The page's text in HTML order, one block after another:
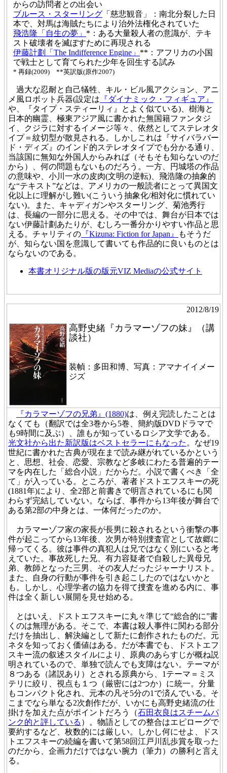
からの訪問者との出会い
ブルース・スターリング 「慈悲観音」：南北分裂した日
本で、対馬は海賊たちにより治外法権化されていた
飛浩隆「自生の夢」 *：ある大量殺人者の意識が、テキ
スト破壊者を滅ぼすために再現される
伊藤計劃「The Indifference Engine」 **：アフリカの小国
で戦士として育てられた少年を回生する試み
* 再録(2009) **英訳版(原作2007)
過大な忍耐と自己犠牲、キル・ビル風アクション、アニ
メ風ロボット兵器(設定は 『ダイナミック・フィギュア』
や、『タイプ・スティーリィ』とよく似ている)、樹海と
日本的幽霊、極東アジア風に書かれた無国籍ファンタジ
イ、クジラに対するイメージ等々、依然としてステレオタ
イプ＝紋切型が散見される。しかしこれは『サイバラバー
ド・ディズ』のインド的ステレオタイプでも分かる通り、
当該国に無知な外国人からみれば（そもそも知らないのだ
から）、何の問題もないものだろう。一方、円城塔の作品
の意味や、小川一水の皮肉(文明の逆転)、飛浩隆の抽象的
な“テキスト”などは、アメリカの一般読者にとって異国文
化以上に理解がし難い(こういう抽象化/相対化に慣れてい
ない)。また、キャディガンやスターリング、菊池秀行
は、長編の一部分に思える。その中では、舞台が日本では
ない伊藤計劃あたりが、むしろ一番分かりやすい作品と思
える。チャリティの 『Kizuna: Fiction for Japan』
もそうだ
が、知らない国を意識して書いても作品的に良いものとは
ならないのである。
本書オリジナル版の版元VIZ Mediaの公式サイト
2012/8/19
高野史緒『カラマーゾフの妹』（講
談社）
装幀：多田和博、写真：アマナイイメー
ジズ
『カラマーゾフの兄弟』(1880)は、例え完読したことは
なくても（翻訳では全3巻から5巻、簡約版DVDドラマで
も9時間に及ぶ）、誰もが知っているロシア文学である。
光文社から出た新訳版はベストセラーにもなった 。なぜ19
世紀に書かれた古典が現在まで読み継がれているかという
と、思想、社会、恋愛、宗教など多岐にわたる普遍的テー
マを内在した「総合小説」だからだ。小説で書くべき「全
て」が入っている。ところが、著者ドストエフスキーの死
(1881年)により、全2部と前書きで明言されているにも関
わらず完結していない。ならば、事件から13年後が舞台で
ある第2部の中身とは、一体何だったのか。
カラマーゾフ家の家長が長男に殺されるという衝撃の事
件が起こってから13年後、次男が特別捜査官として故郷に
帰ってくる。彼は事件の真犯人は兄ではなく別にいると考
えていた。事故死した兄、有力容疑者で自殺した異母兄
弟、教師となった三男、その友人だったジャーナリスト。
また、自身の行動が事件を引き起こしたのではないかと
も。
しかし、心理学者の協力を得て捜査を進める内に、事
件は全く新しい展開を見せ始める。
とはいえ、ドストエフスキーに丸々準じて“総合的に”書
くのは無理がある。そこで、本書は殺人事件に関わる部分
だけを抽出し、解決編として新たに創作されたものだ。元
ネタを知っておく価値はある。だが本書でも、ドストエフ
スキー流の叙述スタイルにより、原典のあらすじが概ね説
明されているので、単独で読んでも支障はない。テーマが
８つある（諸説あり）とされる原典から、1テーマ＝ミス
テリに絞り、視点も１つ（厳密には2つか）に統一。分量
もコンパクト化され、元本の凡そ5分の1で済んでいる。そ
こまでなら単なる2次創作だが、いかにも高野史緒流の仕
掛けを加えた点がポイントだろう（石田衣良はスチームパ
ンク的と評している ）。物語としての整合はエピローグで
要約するなど、枚数的には厳しい。しかし何にせよ、ドス
トエフスキーの続編を書いて第58回江戸川乱歩賞を取った
のだから、企画力だけではない腕力（筆力）の勝利と言え
る。